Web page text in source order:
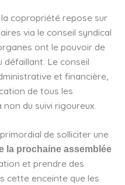
copropriété repose sur
via le conseil syndical
ont le pouvoir de
défaillant. Le conseil
et financière,
de tous les
du suivi rigoureux.
de solliciter une
la prochaine assemblée
et prendre des
cette enceinte que les